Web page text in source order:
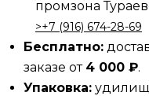
промзона
>‪‪+7 (916) 674-28-69
Бесплатно:
заказе от 4 000 ₽.
Упаковка: